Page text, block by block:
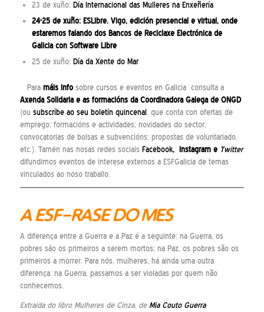
23 de xuño: Día Internacional das Mulleres na Enxeñería
24-25 de xuño: ESLibre. Vigo, edición presencial e virtual, onde
estaremos falando dos Bancos de Reciclaxe Electrónica de
Galicia con Software Libre
25 de xuño: Día da Xente do Mar
Para máis infosobre cursos e eventos en Galicia consulta a
Axenda Solidariae as formaciónsda Coordinadora Galega de ONGD
(ou subscríbe ao seu boletín quincenal , que conta con ofertas de
emprego; formacións e actividades; novidades do sector;
convocatorias de bolsas e subvencións; propostas de voluntariado,
etc.). Tamén nas nosas redes sociais Facebook, instagrame Twitter
difundimos eventos de interese externos a ESFGalicia de temas
vinculados ao noso traballo.
A ESF-RASE DO MES
A diferença entre a Guerra e a Paz é a seguinte: na Guerra, os
pobres sâo os primeiros a serem mortos; na Paz, os pobres são os
primeiros a morrer. Para nós, mulheres, há ainda uma outra
diferença: na Guerra, passamos a ser violadas por quem não
conhecemos.
Extraída do libro Mulheres de Cinza, de Mia Couto Guerra